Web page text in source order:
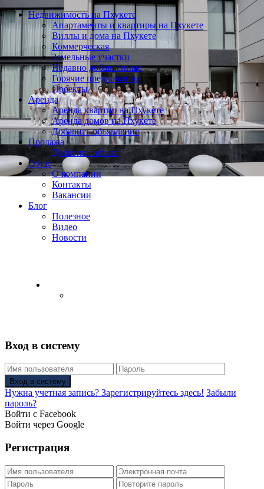
Недвижимость на Пхукете
Апартаменты и квартиры на Пхукете
Виллы и дома на Пхукете
Коммерческая
Земельные участки
Недавно добавленные
Горячие предложения
Проекты
Аренда
Аренда квартир на Пхукете
Аренда домов на Пхукете
Добавить объявление
Продажа
Добавить объект
О нас
О компании
Контакты
Вакансии
Блог
Полезное
Видео
Новости
Вход в систему
Вход в систему
Нужна учетная запись? Зарегистрируйтесь здесь! Забыли
пароль?
Войти с Facebook
Войти через Google
Регистрация